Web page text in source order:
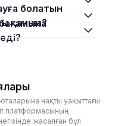
қанша?
нақты уақыттағы
платформасының
жасалған бұл